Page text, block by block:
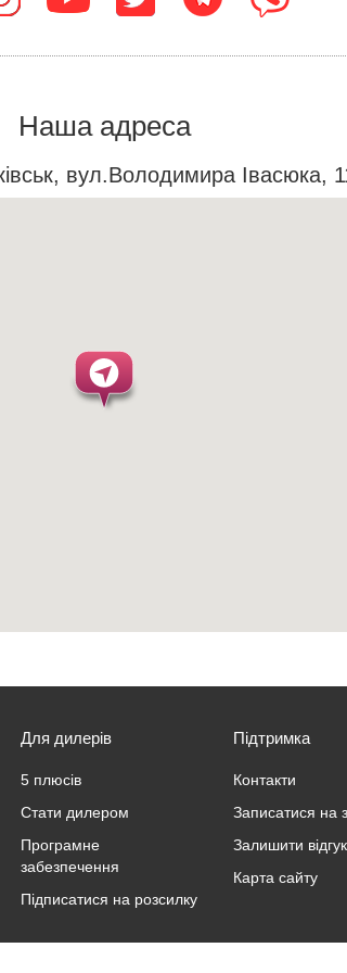
Наша адреса
вул.Володимира Івасюка,
Для дилерів
5 плюсів
Стати дилером
Програмне
забезпечення
Підписатися на розсилку
Підтримка
Контакти
Записатися на
Залишити відгук
Карта сайту